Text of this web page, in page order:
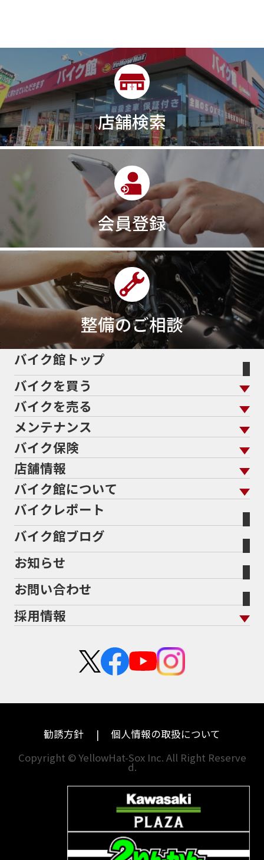
店舗検索
会員登録
整備のご相談
バイク館トップ
バイクを買う
バイクを買う トップ
バイクを探す
メーカーから探す
色から探す
スタイルから探す
排気量から探す
地域から探す
走行距離から探す
中古車から探す
バイクを売る
バイクを売る トップ
バイク館買取の強み
バイクを高く売るコツ
バイク買取の流れ
全国展開の強み
よくあるご質問
バイク買取強化車両
メーカー別買取相場・
ヤマハ
ホンダ
スズキ
ハーレーダビッドソン
ドゥカティ
トライアンフ
アプリリア
KTM
モトグッツイ
MVアグスタ
他海外ﾒｰｶｰ
メンテナンス
メンテナンス トップ
バイク点検
バイク車検
Bikeep
プロテクションフィルム
バイク保険
バイク保険 トップ
自賠責保険
任意保険
バイク保険無料見積り（現在未加入の方）
バイク保険無料見積り（他社でご加入の方）
盗難保険
店舗情報
店舗情報 トップ
北海道
宮城
福島
茨城
栃木
兵庫
福岡
長崎
熊本
バイク館について
バイク館について トップ
バイク館が選ばれる理由
会社概要
沿革
二輪公正取引協議会加盟店
バイクレポート
バイク館ブログ
お知らせ
お問い合わせ
採用情報
中途採用・アルバイト
勧誘方針
個人情報の取扱について
Copyright © YellowHat-Sox Inc. All Right Reserve
d.